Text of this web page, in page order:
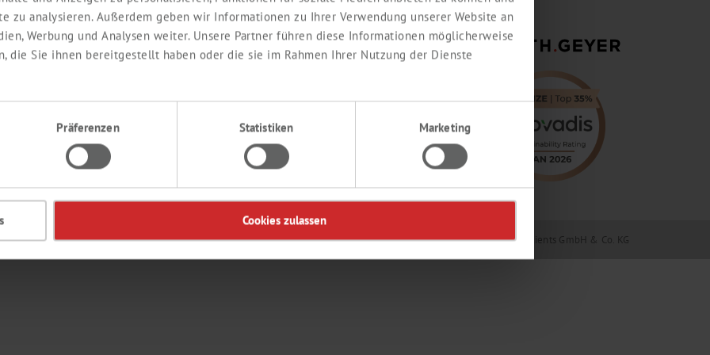
zu analysieren. Außerdem geben wir Informationen zu Ihrer Verwendung unserer Website an
Werbung und Analysen weiter. Unsere Partner führen diese Informationen möglicherweise
die Sie ihnen bereitgestellt haben oder die sie im Rahmen Ihrer Nutzung der Dienste
Präferenzen Statistiken Marketing
Cookies zulassen
KONTAKT
Labor
© 2026 Th. Geyer GmbH & Co. KG / Th. Geyer Ingredients GmbH & Co. KG